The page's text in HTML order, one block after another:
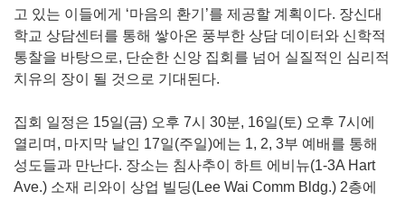
고 있는 이들에게 ‘마음의 환기’를 제공할 계획이다. 장신대
학교 상담센터를 통해 쌓아온 풍부한 상담 데이터와 신학적
통찰을 바탕으로, 단순한 신앙 집회를 넘어 실질적인 심리적
치유의 장이 될 것으로 기대된다.
집회 일정은 15일(금) 오후 7시 30분, 16일(토) 오후 7시에
열리며, 마지막 날인 17일(주일)에는 1, 2, 3부 예배를 통해
성도들과 만난다. 장소는 침사추이 하트 에비뉴(1-3A Hart
Ave.) 소재 리와이 상업 빌딩(Lee Wai Comm Bldg.) 2층에